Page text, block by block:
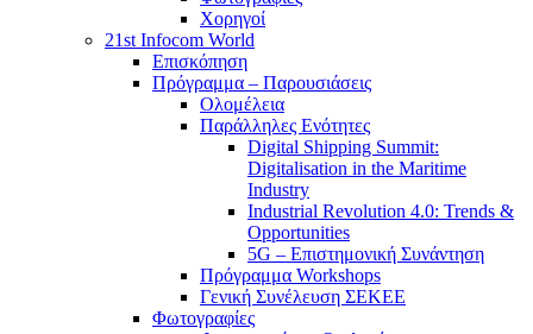
Χορηγοί
21st Infocom World
Επισκόπηση
Πρόγραμμα – Παρουσιάσεις
Ολομέλεια
Παράλληλες Ενότητες
Digital Shipping Summit:
Digitalisation in the Maritime
Industry
Industrial Revolution 4.0: Trends &
Opportunities
5G – Επιστημονική Συνάντηση
Πρόγραμμα Workshops
Γενική Συνέλευση ΣΕΚΕΕ
Φωτογραφίες